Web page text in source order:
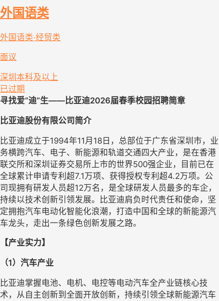
外国语类
外国语类·经贸类
面议
深圳 本科及以上
已过期
寻找爱“迪”生——比亚迪2026届春季校园招聘简章
比亚迪股份有限公司简介
比亚迪成立于1994年11月18日，总部位于广东省深圳市，业
务横跨汽车、电子、新能源和轨道交通四大产业，是在香港
联交所和深圳证券交易所上市的世界500强企业，目前已在
全球累计申请专利超7.1万项、获得授权专利超4.2万项。公
司现拥有研发人员超12万名，是全球研发人员最多的车企，
持续以技术创新引领发展。比亚迪肩负时代责任和使命，坚
定拥抱汽车电动化智能化浪潮，打造中国和全球的新能源汽
车龙头，走出一条绿色创新发展之路。
【产业实力】
（1）汽车产业
比亚迪掌握电池、电机、电控等电动汽车全产业链核心技
术 ，从自主创新到全面开放创新，持续引领全球新能源汽车